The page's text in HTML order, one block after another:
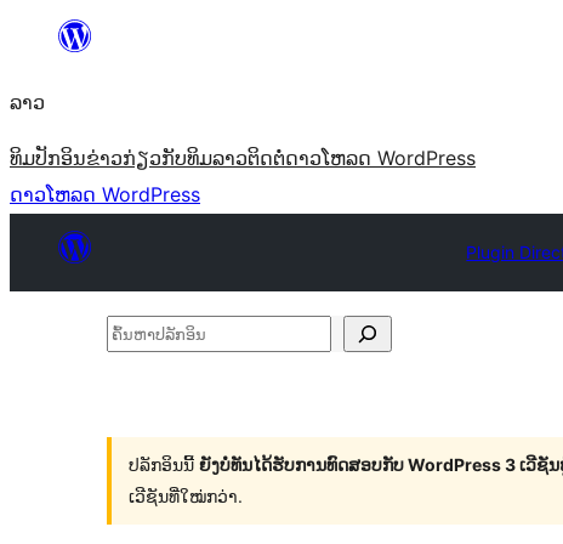
ທີ່
ເນື້ອຫາ
ລາວ
ທິມປັກອິນຂ່າວກ່ຽວກັບທິມລາວຕິດຕໍ່ດາວໂຫລດ WordPress
ດາວໂຫລດ WordPress
Plugin
ຄົ້ນ
ລັກ
ອິນ
ປລັກອິນນີ້ ຍັງບໍ່ທັນໄດ້ຮັບການທົດສອບກັບ WordPress 3 ເວີຊັ
ເວີຊັນທີ່ໃໝ່ກວ່າ.